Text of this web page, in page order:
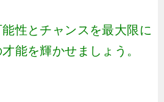
性とチャンスを最大限に
能を輝かせましょう。